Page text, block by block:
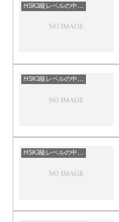
HSK3級レベルの中国語
HSK3級レベルの中国語